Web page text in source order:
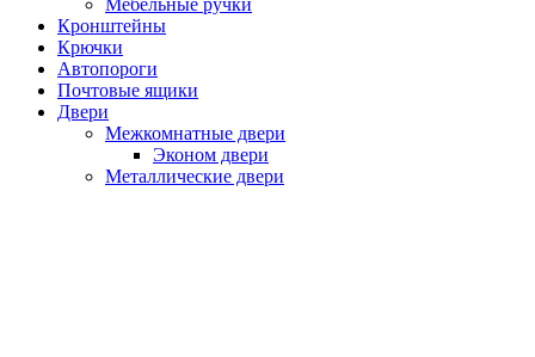
Кронштейны
Крючки
Автопороги
Почтовые ящики
Двери
Межкомнатные двери
Эконом двери
Металлические двери